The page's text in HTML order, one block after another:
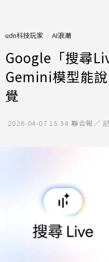
udn科技玩家 AI浪潮
Google「搜尋
Gemini模型能
覺
2026-04-07 15:34 聯合報／